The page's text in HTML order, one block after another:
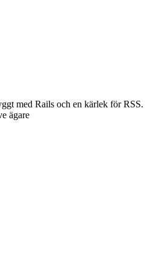
med Rails och en kärlek för RSS.
ägare